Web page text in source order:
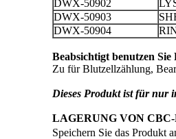
DWX-50902
DWX-50903
DWX-50904
Beabsichtigt benutzen
Zu für Blutzellzählung,
Dieses Produkt ist für nur
LAGERUNG VON
Speichern Sie das Produkt